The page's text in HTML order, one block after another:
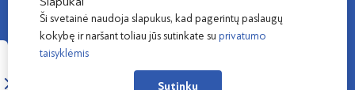
Ši svetainė naudoja slapukus, kad pagerintų paslaugų
kokybę ir naršant toliau jūs sutinkate su privatumo
taisyklėmis
Sutinku